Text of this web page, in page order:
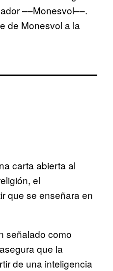
––Monesvol––.
de Monesvol a la
carta abierta al
el
que se enseñara en
señalado como
que la
de una inteligencia